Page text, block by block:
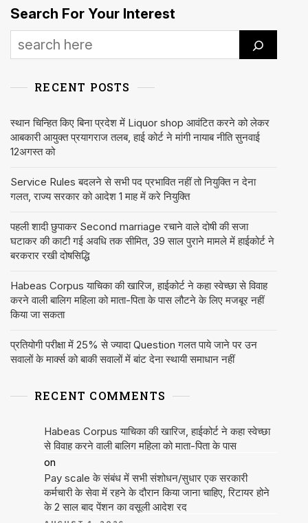
Search For Your Interest
RECENT POSTS
स्थान चिन्हित किए बिना प्रदेश में Liquor shop आवंटित करने को लेकर
आबकारी आयुक्त प्रयागराज तलब, हाई कोर्ट ने मांगी नायाब नीति सुनवाई
12अगस्त को
Service Rules बदलने से सभी पद प्रभावित नहीं तो नियुक्ति न देना
गलत, राज्य सरकार को आदेश 1 माह में करे नियुक्ति
पहली शादी छुपाकर Second marriage रचाने वाले दोषी की सजा
घटाकर की काटी गई अवधि तक सीमित, 39 साल पुराने मामले में हाईकोर्ट ने
बरकरार रखी दोषसिद्धि
Habeas Corpus याचिका की खारिज, हाईकोर्ट ने कहा स्वेच्छा से विवाह
करने वाली बालिग महिला को माता-पिता के पास लौटने के लिए मजबूर नहीं
किया जा सकता
प्रतियोगी परीक्षा में 25% से ज्यादा Question गलत पाये जाने पर उन
सवालों के मार्क्स को बाकी सवालों में बांट देना स्थायी समाधान नहीं
RECENT COMMENTS
Habeas Corpus याचिका की खारिज, हाईकोर्ट ने कहा स्वेच्छा
से विवाह करने वाली बालिग महिला को माता-पिता के पास
on
Pay scale के संबंध में सभी संशोधन/सुधार एक सरकारी
कर्मचारी के सेवा में रहने के दौरान किया जाना चाहिए, रिटायर होने
के 2 साल बाद पेंशन का वसूली आदेश रद